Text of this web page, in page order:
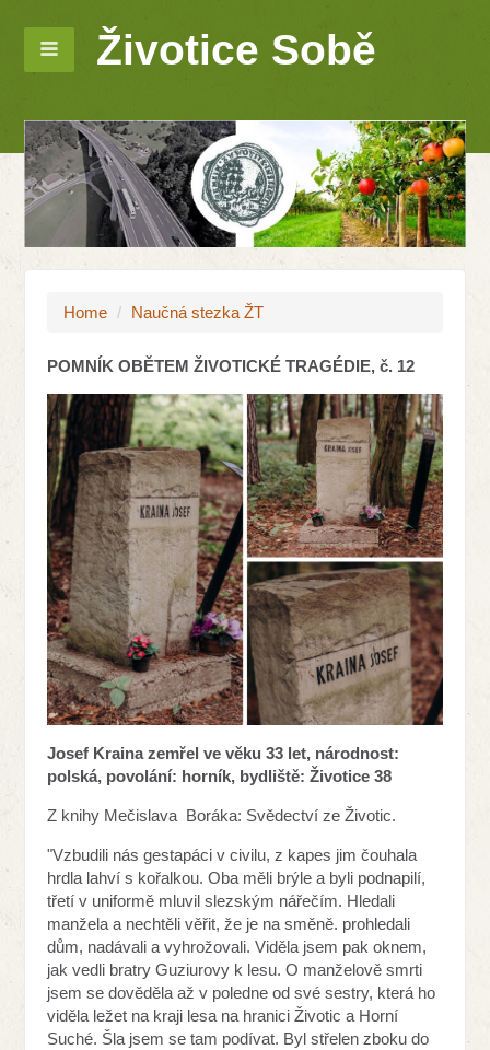
Životice Sobě
Home / Naučná stezka ŽT
POMNÍK OBĚTEM ŽIVOTICKÉ TRAGÉDIE, č. 12
Josef Krainazemřel ve věku 33 let, národnost:
polská, povolání: horník, bydliště: Životice 38
Z knihy Mečislava Boráka: Svědectví ze Životic.
"Vzbudili nás gestapáci v civilu, z kapes jim čouhala
hrdla lahví s kořalkou. Oba měli brýle a byli podnapilí,
třetí v uniformě mluvil slezským nářečím. Hledali
manžela a nechtěli věřit, že je na směně. prohledali
dům, nadávali a vyhrožovali. Viděla jsem pak oknem,
jak vedli bratry Guziurovy k lesu. O manželově smrti
jsem se dověděla až v poledne od své sestry, která ho
viděla ležet na kraji lesa na hranici Životic a Horní
Suché. Šla jsem se tam podívat. Byl střelen zboku do